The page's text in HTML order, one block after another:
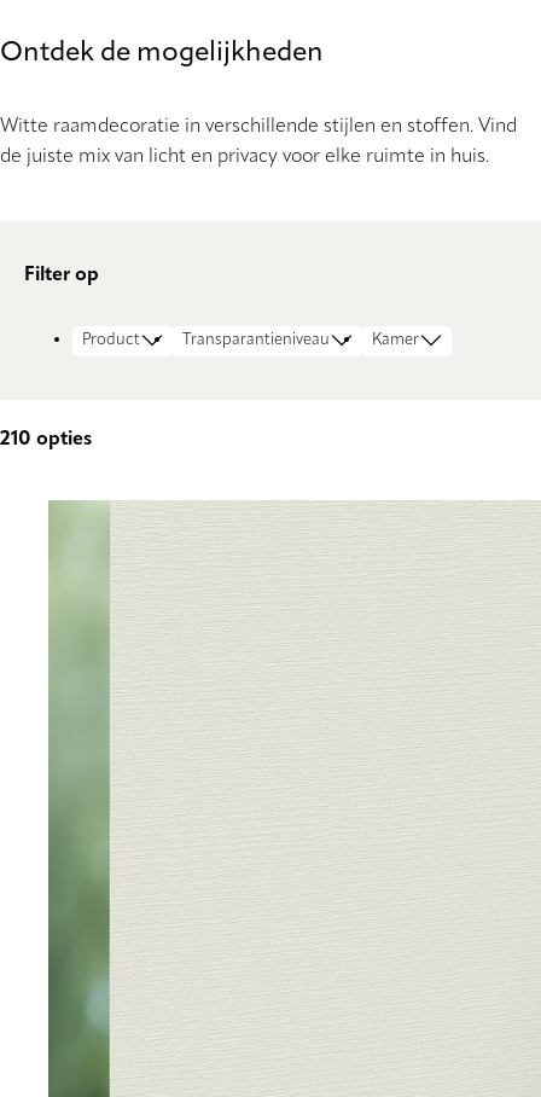
Ontdek de mogelijkheden
Witte raamdecoratie in verschillende stijlen en stoffen. Vind
de juiste mix van licht en privacy voor elke ruimte in huis.
Filter op
Product Transparantieniveau Kamer
210 opties